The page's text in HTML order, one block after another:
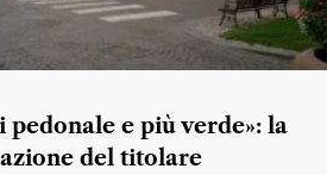
pedonale e più verde»: la
del titolare